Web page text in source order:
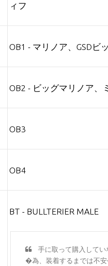
ィフ
OB1 - マリノア、GSDビ
OB2 - ビッグマリノア、
OB3
OB4
BT - BULLTERIER MALE
手に取って購入して
�為、装着するまでは不